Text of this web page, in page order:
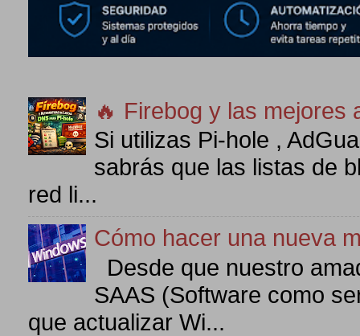
🔥 Firebog y las mejores
Si utilizas Pi-hole ,
sabrás que las listas de
red li...
Cómo hacer una nueva
Desde que nuestro
SAAS (Software como
que actualizar Wi...